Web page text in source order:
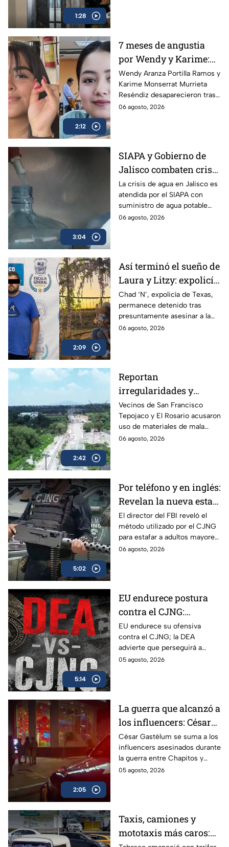
1:28
2:12
7 meses de angustia
por Wendy y Karime:
desaparecieron tras
acudir a funeral de
reportero en Veracruz
Wendy Aranza Portilla Ramos y
Karime Monserrat Murrieta
Reséndiz desaparecieron tras
asistir al funeral del reportero
06 agosto, 2026
3:04
SIAPA y Gobierno de
Jalisco combaten crisis
de agua y llevan
suministro potable
gratuito a colonias
afectadas
La crisis de agua en Jalisco es
atendida por el SIAPA con
suministro de agua potable
gratuito, nuevas obras de
06 agosto, 2026
2:09
Así terminó el sueño de
Laura y Litzy: expolicía
de Texas permanece
detenido por
multihomicidio en
Saltillo
Chad ‘N’, expolicía de Texas,
permanece detenido tras
presuntamente asesinar a la
familia de su expareja en
06 agosto, 2026
2:42
Reportan
irregularidades y
posible desvío de
recursos en obras
viales de Cuautitlán
Izcalli, Edomex
Vecinos de San Francisco
Tepojaco y El Rosario acusaron
uso de materiales de mala
calidad en una obra de 23
06 agosto, 2026
5:02
Por teléfono y en inglés:
Revelan la nueva estafa
del CJNG a adultos
mayores de Estados
Unidos
El director del FBI reveló el
método utilizado por el CJNG
para estafar a adultos mayores
de Estados Unidos desde
06 agosto, 2026
5:14
EU endurece postura
contra el CJNG:
advierte que también
irá por políticos que
protejan al cártel
EU endurece su ofensiva
contra el CJNG; la DEA
advierte que perseguirá a
políticos que protejan al cártel
05 agosto, 2026
2:05
La guerra que alcanzó a
los influencers: César
Gastélum se suma a
lista de asesinados
entre guerra de
Chapitos-Mayiza
César Gastélum se suma a los
influencers asesinados durante
la guerra entre Chapitos y
Mayiza; conoce los casos
05 agosto, 2026
Taxis, camiones y
mototaxis más caros: